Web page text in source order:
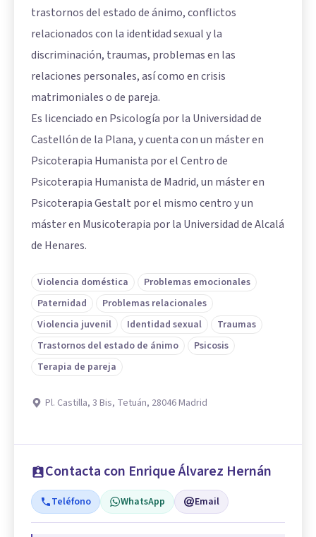
trastornos del estado de ánimo, conflictos
relacionados con la identidad sexual y la
discriminación, traumas, problemas en las
relaciones personales, así como en crisis
matrimoniales o de pareja.
Es licenciado en Psicología por la Universidad de
Castellón de la Plana, y cuenta con un máster en
Psicoterapia Humanista por el Centro de
Psicoterapia Humanista de Madrid, un máster en
Psicoterapia Gestalt por el mismo centro y un
máster en Musicoterapia por la Universidad de Alcalá
de Henares.
Violencia doméstica
Problemas emocionales
Paternidad
Problemas relacionales
Violencia juvenil
Identidad sexual
Traumas
Trastornos del estado de ánimo
Psicosis
Terapia de pareja
Pl. Castilla, 3 Bis, Tetuán, 28046 Madrid
Contacta con Enrique Álvarez Hernán
Teléfono WhatsApp Email